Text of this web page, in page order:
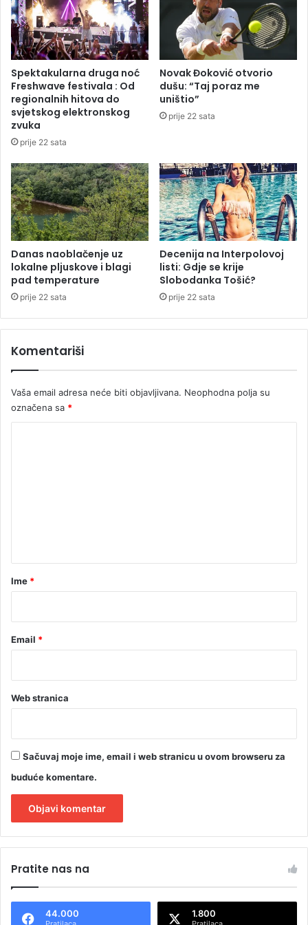
z
a
p
e
e
t
u
B
i
:
C
i
j
e
n
e
i
d
o
K
M
o
t
o
Spektakularna druga noć
Freshwave festivala : Od
regionalnih hitova do
svjetskog elektronskog
zvuka
prije 22 sata
Novak Đoković otvorio
dušu: “Taj poraz me
uništio”
prije 22 sata
Danas naoblačenje uz
lokalne pljuskove i blagi
pad temperature
prije 22 sata
Decenija na Interpolovoj
listi: Gdje se krije
Slobodanka Tošić?
prije 22 sata
Komentariši
Vaša email adresa neće biti objavljivana. Neophodna polja su
označena sa *
rIme *
Email *
Web stranica
Sačuvaj moje ime, email i web stranicu u ovom browseru za
buduće komentare.
tPratite nas na
44.000 1.800